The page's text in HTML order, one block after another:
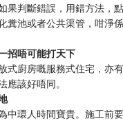
果判斷錯誤，用錯方法，
糞池或者公共渠管，咁淨
招唔可能打天下
式廚房嘅服務式住宅，亦
應該好唔同。
中環人時間寶貴。施工前